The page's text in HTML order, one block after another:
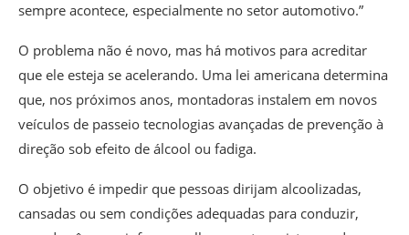
sempre acontece, especialmente no setor automotivo.”
O problema não é novo, mas há motivos para acreditar
que ele esteja se acelerando. Uma lei americana determina
que, nos próximos anos, montadoras instalem em novos
veículos de passeio tecnologias avançadas de prevenção à
direção sob efeito de álcool ou fadiga.
O objetivo é impedir que pessoas dirijam alcoolizadas,
cansadas ou sem condições adequadas para conduzir,